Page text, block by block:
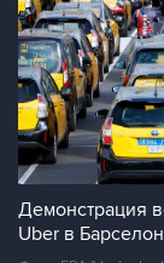
Демонстрация
Uber в